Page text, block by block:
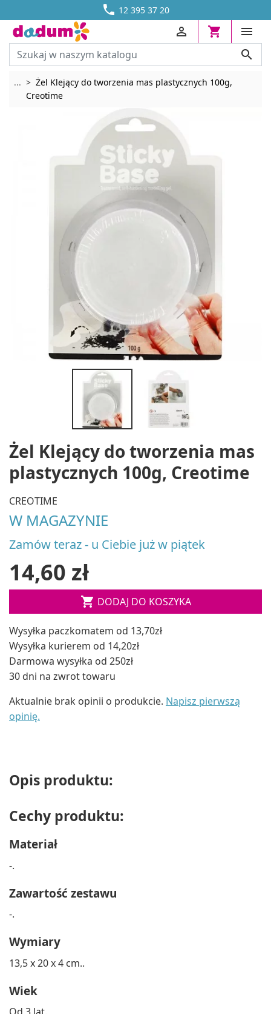
 12 395 37 20
DOSTAWA OD 13,70 ZŁ





... Rozwiń breadcrumbs
Żel Klejący do tworzenia mas plastycznych 100g,
Creotime
Żel Klejący do tworzenia mas
plastycznych 100g, Creotime
CREOTIME
W MAGAZYNIE
Zamów teraz - u Ciebie już w piątek
14,60 zł
 DODAJ DO KOSZYKA
Wysyłka paczkomatem od 13,70zł
Wysyłka kurierem od 14,20zł
Darmowa wysyłka od 250zł
30 dni na zwrot towaru
Aktualnie brak opinii o produkcie. Napisz pierwszą
opinię.
Opis produktu:
Cechy produktu:
Materiał
-.
Zawartość zestawu
-.
Wymiary
13,5 x 20 x 4 cm..
Wiek